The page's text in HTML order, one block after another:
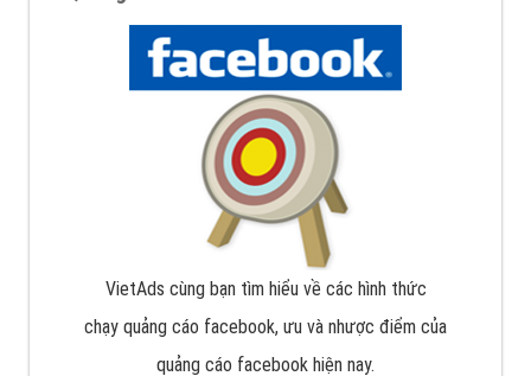
Google Ads là hình thức quảng cáo của Google được
tài trợ có chữ Ad gồm 4 ví trí trên cùng và 3 vị trí
dưới cùng
XEM CHI TIẾT